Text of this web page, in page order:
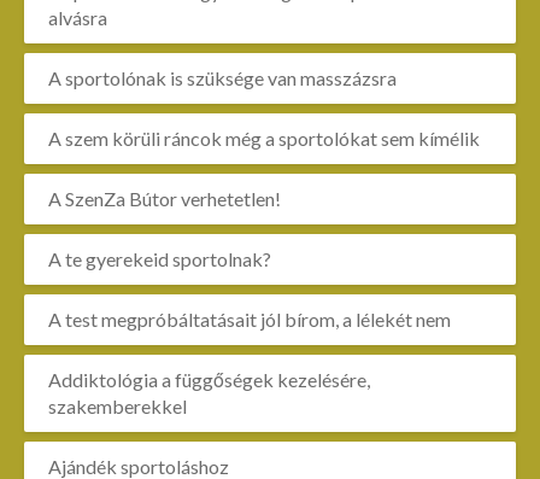
alvásra
A sportolónak is szüksége van masszázsra
A szem körüli ráncok még a sportolókat sem kímélik
A SzenZa Bútor verhetetlen!
A te gyerekeid sportolnak?
A test megpróbáltatásait jól bírom, a lélekét nem
Addiktológia a függőségek kezelésére,
szakemberekkel
Ajándék sportoláshoz